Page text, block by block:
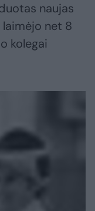
naujas
net 8
kolegai